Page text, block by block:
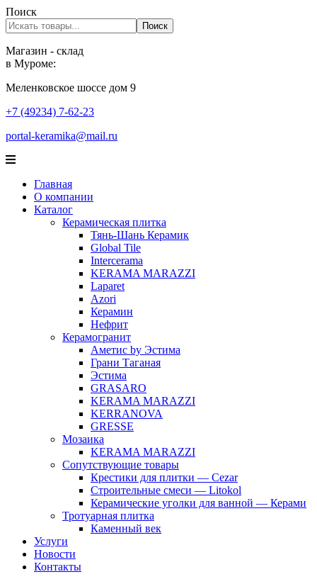
Поиск
Поиск
Магазин - склад
в Муроме:
Меленковское шоссе дом 9
+7 (49234) 7-62-23
portal-keramika@mail.ru
Главная
О компании
Каталог
Керамическая плитка
Тянь-Шань Керамик
Global Tile
Intercerama
KERAMA MARAZZI
Laparet
Аzori
Керамин
Нефрит
Керамогранит
Аметис by Эстима
Грани Таганая
Эстима
GRASARO
KERAMA MARAZZI
KERRANOVA
GRESSE
Мозаика
KERAMA MARAZZI
Сопутствующие товары
Крестики для плитки — Cezar
Строительные смеси — Litokol
Керамические уголки для ванной — Керами
Тротуарная плитка
Каменный век
Услуги
Новости
Контакты